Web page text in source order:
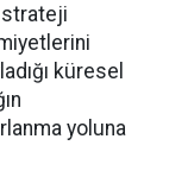
strateji
küresel
yoluna